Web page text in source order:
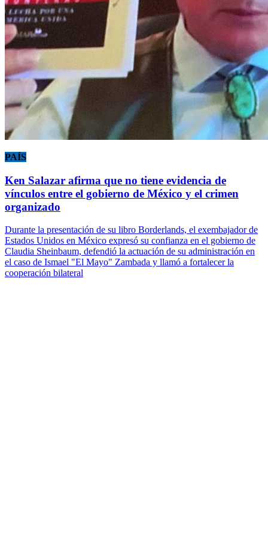
PAÍS
Ken Salazar afirma que no tiene evidencia de
vínculos entre el gobierno de México y el crimen
organizado
Durante la presentación de su libro Borderlands, el exembajador de
Estados Unidos en México expresó su confianza en el gobierno de
Claudia Sheinbaum, defendió la actuación de su administración en
el caso de Ismael "El Mayo" Zambada y llamó a fortalecer la
cooperación bilateral